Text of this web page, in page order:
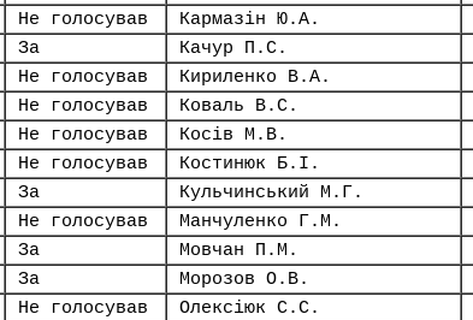
Не голосував Кармазін Ю.А.
За Качур П.С.
Не голосував Кириленко В.А.
Не голосував Коваль В.С.
Не голосував Косів М.В.
Не голосував Костинюк Б.І.
За Кульчинський М.Г.
Не голосував Манчуленко Г.М.
За Мовчан П.М.
За Морозов О.В.
Не голосував Олексіюк С.С.